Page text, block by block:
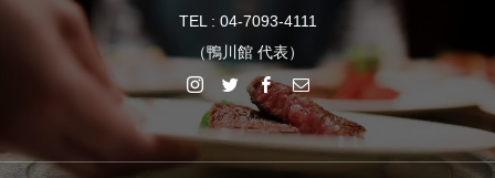
TEL : 04-7093-4111
（鴨川館 代表）